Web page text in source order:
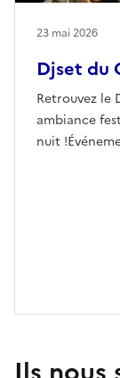
Djset du
Retrouvez le
ambiance
23 mai 2026